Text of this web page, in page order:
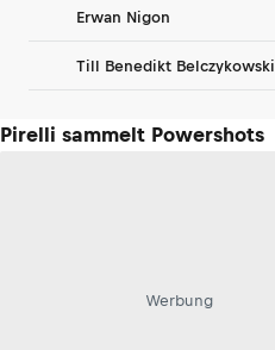
Erwan Nigon
Till Benedikt Belczykowski
Pirelli sammelt Powershots
Werbung